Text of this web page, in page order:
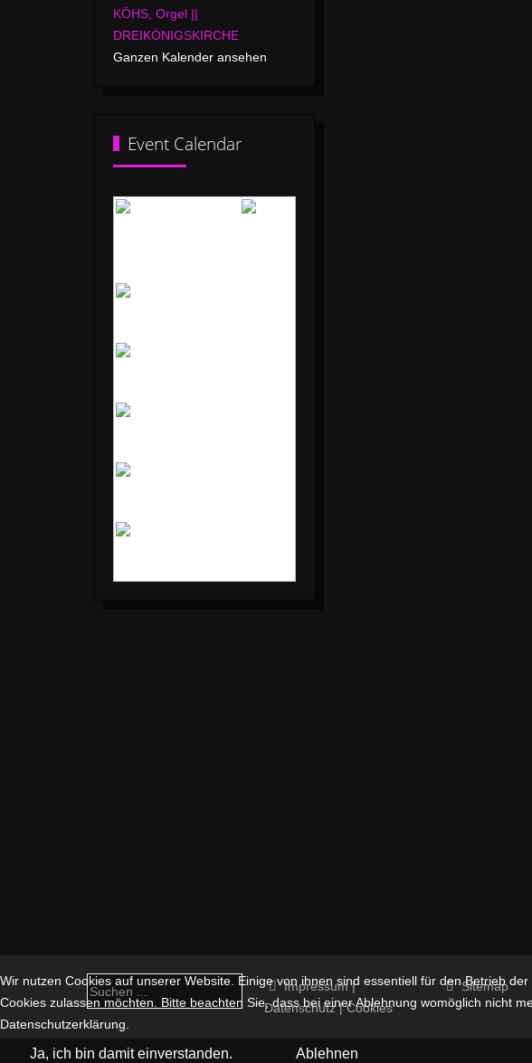
KÖHS, Orgel ||
DREIKÖNIGSKIRCHE
Ganzen Kalender ansehen
Event Calendar
Impressum |
Datenschutz | Cookies
Sitemap
Wir nutzen Cookies auf unserer Website. Einige von ihnen sind essentiell für den Betrieb
Cookies zulassen möchten. Bitte beachten Sie, dass bei einer Ablehnung womöglich nicht
Datenschutzerklärung.
Ja, ich bin damit einverstanden. Ablehnen